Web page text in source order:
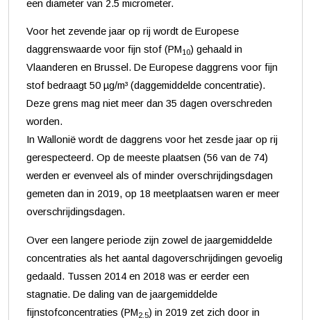
een diameter van 2.5 micrometer.
Voor het zevende jaar op rij wordt de Europese
daggrenswaarde voor fijn stof (PM10) gehaald in
Vlaanderen en Brussel. De Europese daggrens voor fijn
stof bedraagt 50 µg/m³ (daggemiddelde concentratie).
Deze grens mag niet meer dan 35 dagen overschreden
worden.
In Wallonië wordt de daggrens voor het zesde jaar op rij
gerespecteerd. Op de meeste plaatsen (56 van de 74)
werden er evenveel als of minder overschrijdingsdagen
gemeten dan in 2019, op 18 meetplaatsen waren er meer
overschrijdingsdagen.
Over een langere periode zijn zowel de jaargemiddelde
concentraties als het aantal dagoverschrijdingen gevoelig
gedaald. Tussen 2014 en 2018 was er eerder een
stagnatie. De daling van de jaargemiddelde
fijnstofconcentraties (PM2.5) in 2019 zet zich door in